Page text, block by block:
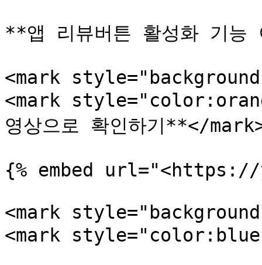
**앱 리뷰버튼 활성화 기능
<mark
<mark
영상으로 확인하기**</
{% embed url="<https://
<mark
<mark